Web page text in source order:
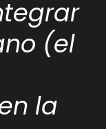
(el
la